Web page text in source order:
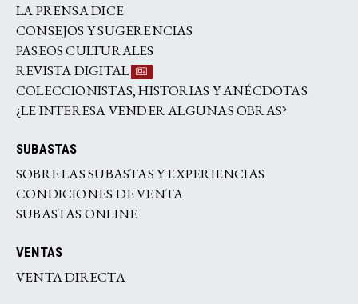
LA PRENSA DICE
CONSEJOS Y SUGERENCIAS
PASEOS CULTURALES
REVISTA DIGITAL
COLECCIONISTAS, HISTORIAS Y ANÉCDOTAS
¿LE INTERESA VENDER ALGUNAS OBRAS?
SUBASTAS
SOBRE LAS SUBASTAS Y EXPERIENCIAS
CONDICIONES DE VENTA
SUBASTAS ONLINE
VENTAS
VENTA DIRECTA